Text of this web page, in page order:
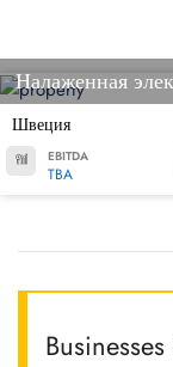
Налаженная
Швеция
EBITDA
TBA